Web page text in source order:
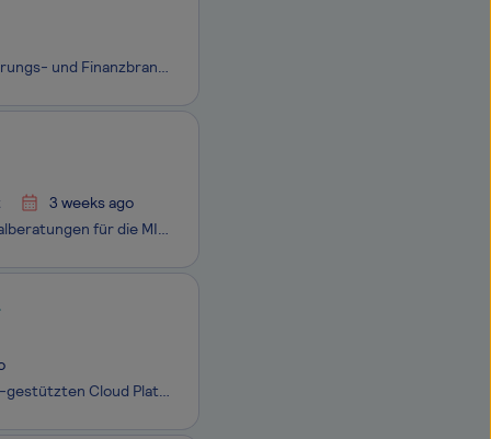
Wir definieren neu, wie in Deutschland Finanzberatung funktioniert. Die Versicherungs- und Finanzbranche ist eine der größten Industrien des Landes – und technologisch steckt sie im Jahr 2005 fest. Kaputte Prozesse, zusammengeklebte Tools, null Skalierbarkeit. CapitalFlow ist die Plattform, die Bera
3 weeks ago
Computer Futures ist Teil von SThree PLC, einer der weltweit führenden Personalberatungen für die MINT-Branche. SThree ist in 15 Ländern tätig und beschäftigt weltweit über 2.600 Mitarbeiter in mehr als 45 Büros. Bereit für den nächsten Karriereschritt in der SAP-Welt? Du möchtest nicht nur
Ihr zukünftiger Arbeitgeber ist ein innovatives Softwareunternehmen. Mit der KI-gestützten Cloud Plattform unterstützt das Unternehmen internationale Kunden bei der Umsetzung regulatorischer Anforderungen. Die moderne, serverlose Enterprise-Plattform ermöglicht skalierbare Anwendungen ohne Infrastru